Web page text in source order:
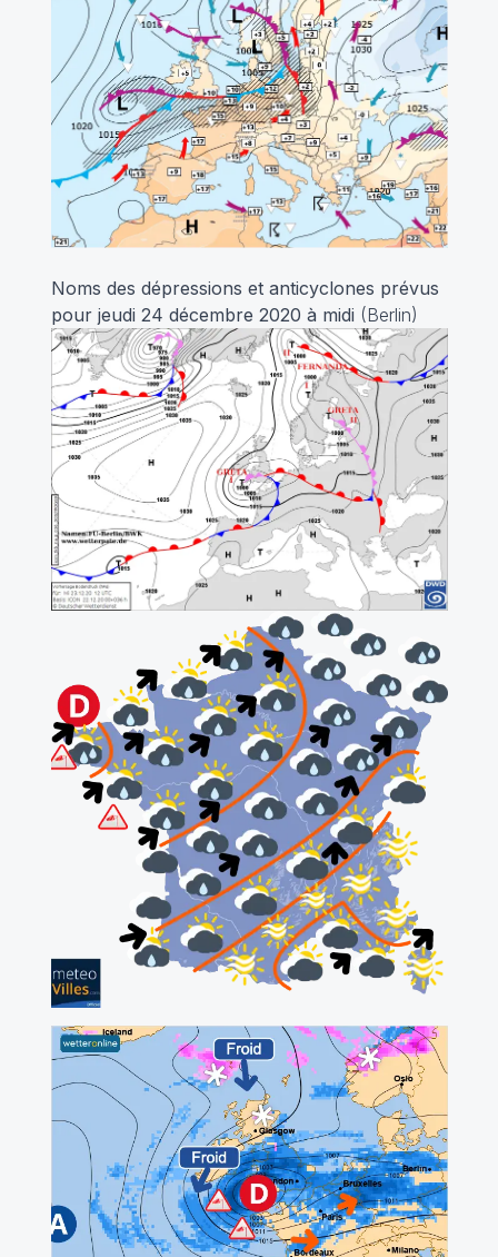
Noms des dépressions et anticyclones prévus
pour jeudi 24 décembre 2020 à midi (Berlin)